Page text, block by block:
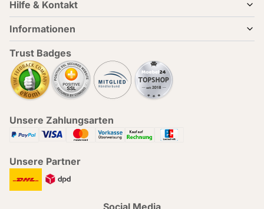
Hilfe & Kontakt
Informationen
Trust Badges
Unsere Zahlungsarten
Unsere Partner
Social Media